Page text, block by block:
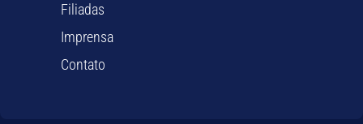
Filiadas
Imprensa
Contato